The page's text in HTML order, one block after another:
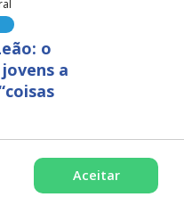
Aceitar
o
a